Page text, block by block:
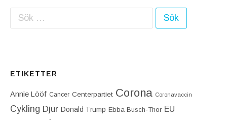
Sök efter:
ETIKETTER
Annie Lööf Cancer Centerpartiet‎ Corona Coronavaccin
Cykling Djur Donald Trump Ebba Busch-Thor EU